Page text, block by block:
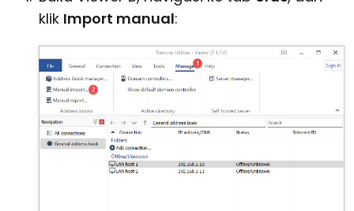
klik Import manual: